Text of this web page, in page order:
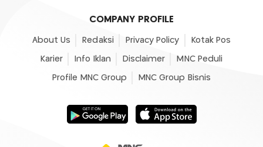
COMPANY PROFILE
About Us Redaksi Privacy Policy Kotak Pos
Karier Info Iklan Disclaimer MNC Peduli
Profile MNC Group MNC Group Bisnis